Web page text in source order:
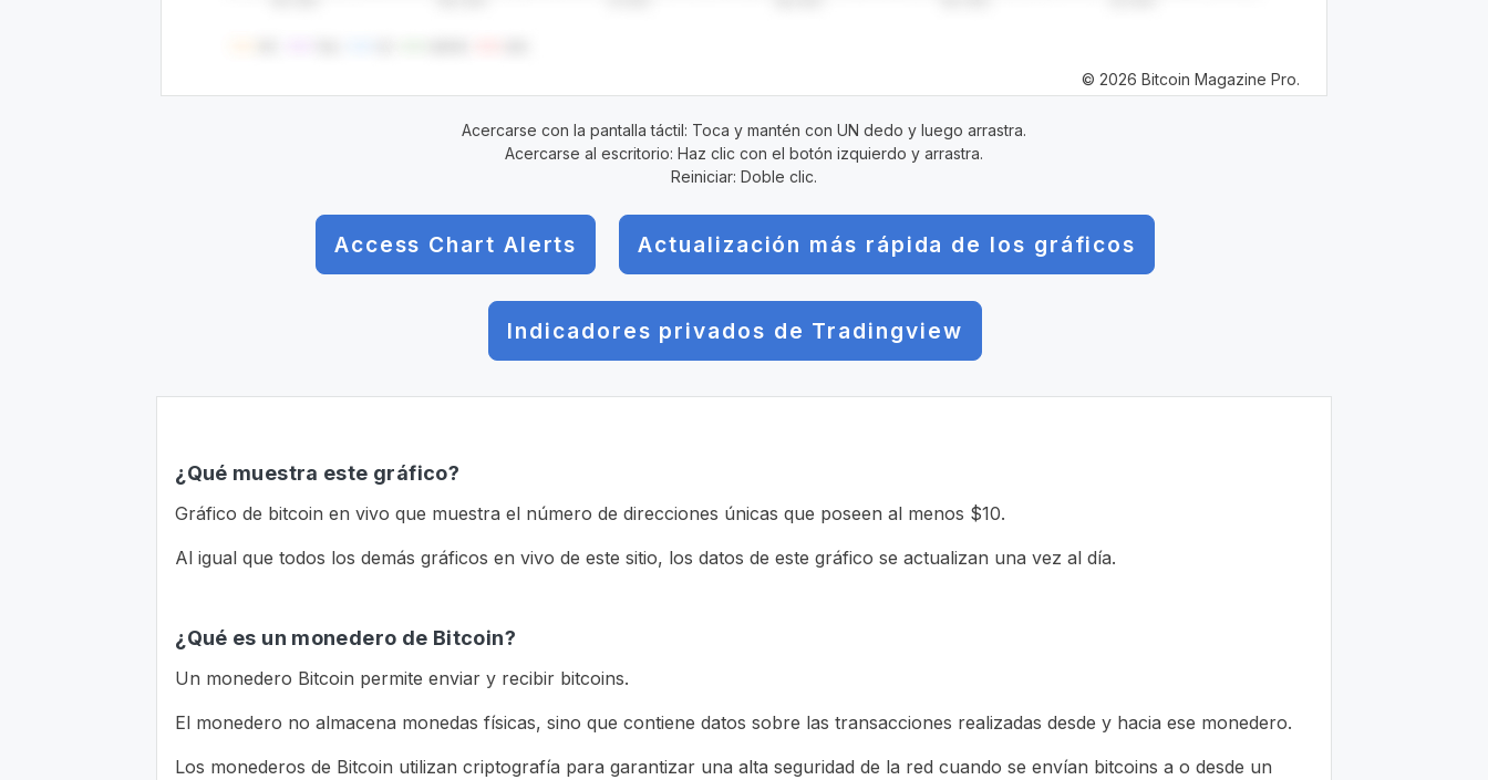
© 2026 Bitcoin Magazine Pro.
Acercarse con la pantalla táctil: Toca y mantén con UN dedo y luego arrastra.
Acercarse al escritorio: Haz clic con el botón izquierdo y arrastra.
Reiniciar: Doble clic.
Access Chart Alerts Actualización más rápida de los gráficos
Indicadores privados de Tradingview
¿Qué muestra este gráfico?
Gráfico de bitcoin en vivo que muestra el número de direcciones únicas que poseen al menos $10.
Al igual que todos los demás gráficos en vivo de este sitio, los datos de este gráfico se actualizan una vez al día.
¿Qué es un monedero de Bitcoin?
Un monedero Bitcoin permite enviar y recibir bitcoins.
El monedero no almacena monedas físicas, sino que contiene datos sobre las transacciones realizadas desde y hacia ese monedero.
Los monederos de Bitcoin utilizan criptografía para garantizar una alta seguridad de la red cuando se envían bitcoins a o desde un